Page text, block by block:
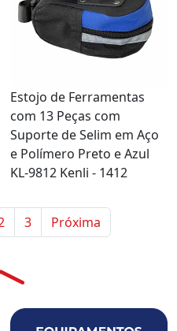
Estojo de Ferramentas
com 13 Peças com
Suporte de Selim em Aço
e Polímero Preto e Azul
KL-9812 Kenli - 1412
3 Próxima